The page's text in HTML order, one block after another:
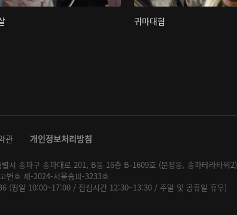
귀마대협
관 개인정보처리방침
시 송파구 송파대로 201, B동 16층 B-1609호 (문정동, 송파테라타워2)
번호 제-2024-서울송파-3233호
평일 10:00~17:00 / 점심시간 12:30~13:30 / 주말 및 공휴일 휴무)